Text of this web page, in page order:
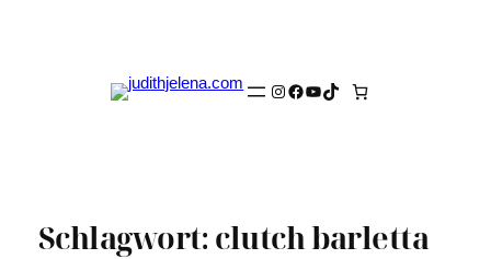
Instagram
Facebook
YouTube
TikTok
Schlagwort: clutch barletta